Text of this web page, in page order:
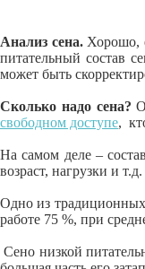
Анализ сена. Хорошо,
питательный состав
может быть
Сколько надо сена?
свободном доступе,
На самом деле –
возраст, нагрузки и
Одно из традиционных
работе 75 %, при
Сено низкой